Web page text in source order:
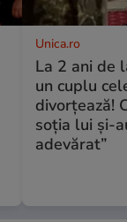
Unica.ro
La 2 ani de
un cuplu
divorțează!
soția lui și-
adevărat”